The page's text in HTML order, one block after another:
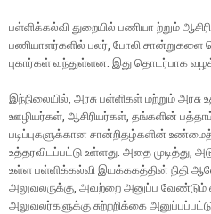
பள்ளிக்கல்வி துறையில் பணியா ற்றும்
பணியாளர்களில் பலர், போலி சான்றுகளை
புகார்கள் வந்துள்ளன. இது தொடர்பாக
இந்நிலையில், அரசு பள்ளிகள் மற்றும் அரசு
ஊழியர்கள், ஆசிரியர்கள், தங்களின் பத்தாம்
படிப்புகளுக்கான சான்றிதழ்களின்
உத்தரவிடப்பட்டு உள்ளது. அதை முடித்து,
உள்ள பள்ளிக்கல்வி இயக்ககத்தின் நிதி
அலுவலருக்கு, அவற்றை அனுப்ப
அலுவலர்களுக்கு சுற்றறிக்கை